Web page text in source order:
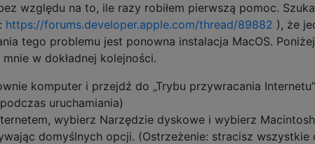
względu na to, ile razy robiłem pierwszą pomoc.
https://forums.developer.apple.com/thread/89882 ), że
tego problemu jest ponowna instalacja MacOS.
mnie w dokładnej kolejności.
komputer i przejdź do „Trybu przywracania
uruchamiania)
wybierz Narzędzie dyskowe i wybierz
domyślnych opcji. (Ostrzeżenie: stracisz wszystkie